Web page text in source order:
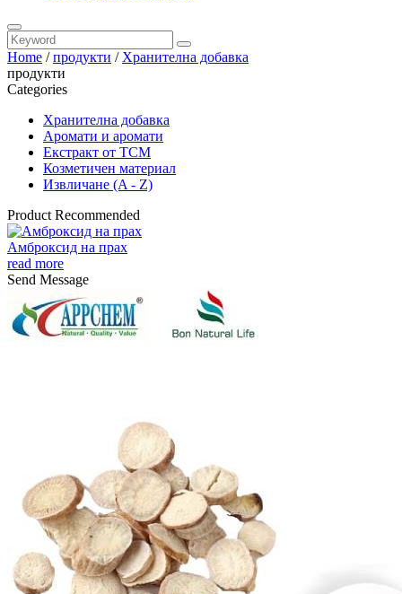
Home /продукти / Хранителна добавка
продукти
Categories
Хранителна добавка
Аромати и аромати
Екстракт от TCM
Козметичен материал
Извличане (A - Z)
Product Recommended
Амброксид на прах
read more
Send Message